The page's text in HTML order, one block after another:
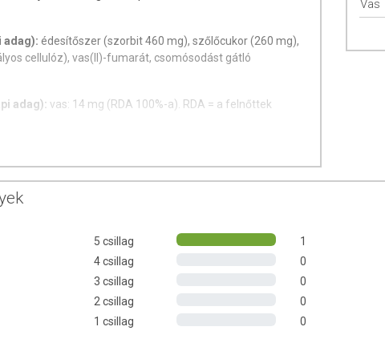
adag): édesítőszer (szorbit 460 mg), szőlőcukor (260 mg),
cellulóz), vas(II)-fumarát, csomósodást gátló
adag): vas: 14 mg (RDA 100%-a). RDA = a felnőttek
1 tablettára vonatkoznak!
túl! A termék fogyasztása kisgyermekeknek nem javasolt!
tartalmát vegyék figyelembe! Szorbittartalma miatt
valamint gyümölcscukor-bontó enzim hiányában
mennyiségű fogyasztása hashajtó hatású. Az étrend-
vegyes étrendet és az egészséges
kevés folyadékkal lenyelve.
Vas
5 csillag
1
4 csillag
0
3 csillag
0
2 csillag
0
1 csillag
0